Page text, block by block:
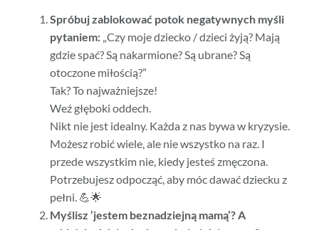
Spróbuj zablokować potok negatywnych myśli
pytaniem: „Czy moje dziecko / dzieci żyją? Mają
gdzie spać? Są nakarmione? Są ubrane? Są
otoczone miłością?”
Tak? To najważniejsze!
Weź głęboki oddech.
Nikt nie jest idealny. Każda z nas bywa w kryzysie.
Możesz robić wiele, ale nie wszystko na raz. I
przede wszystkim nie, kiedy jesteś zmęczona.
Potrzebujesz odpocząć, aby móc dawać dziecku z
pełni. 💪🌟
Myślisz ‘jestem beznadziejną mamą’? A